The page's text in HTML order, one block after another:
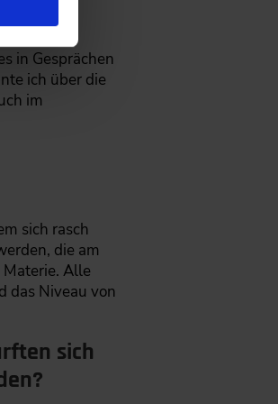
in Gesprächen
ich über die
im
sich rasch
die am
Alle
das Niveau von
sich